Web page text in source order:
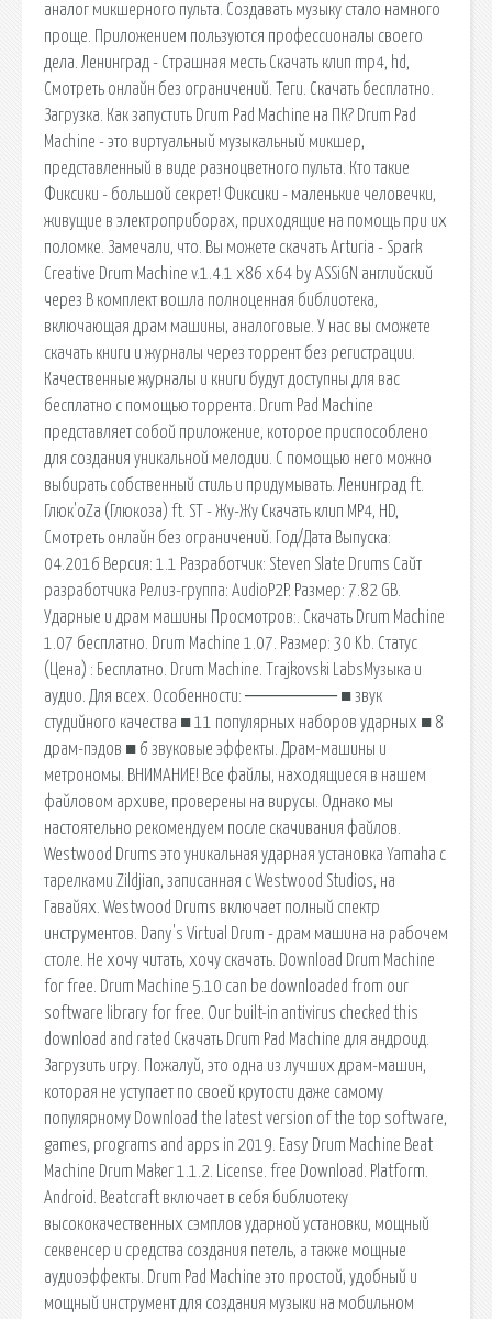
аналог микшерного пульта. Создавать музыку стало намного
проще. Приложением пользуются профессионалы своего
дела. Ленинград - Страшная месть Скачать клип mp4, hd,
Смотреть онлайн без ограничений. Теги. Скачать бесплатно.
Загрузка. Как запустить Drum Pad Machine на ПК? Drum Pad
Machine - это виртуальный музыкальный микшер,
представленный в виде разноцветного пульта. Кто такие
Фиксики - большой секрет! Фиксики - маленькие человечки,
живущие в электроприборах, приходящие на помощь при их
поломке. Замечали, что. Вы можете скачать Arturia - Spark
Creative Drum Machine v.1.4.1 x86 x64 by ASSiGN английский
через В комплект вошла полноценная библиотека,
включающая драм машины, аналоговые. У нас вы сможете
скачать книги и журналы через торрент без регистрации.
Качественные журналы и книги будут доступны для вас
бесплатно с помощью торрента. Drum Pad Machine
представляет собой приложение, которое приспособлено
для создания уникальной мелодии. С помощью него можно
выбирать собственный стиль и придумывать. Ленинград ft.
Глюк'oZа (Глюкоза) ft. ST - Жу-Жу Скачать клип MP4, HD,
Смотреть онлайн без ограничений. Год/Дата Выпуска:
04.2016 Версия: 1.1 Разработчик: Steven Slate Drums Сайт
разработчика Релиз-группа: AudioP2P. Размер: 7.82 GB.
Ударные и драм машины Просмотров:. Скачать Drum Machine
1.07 бесплатно. Drum Machine 1.07. Размер: 30 Kb. Статус
(Цена) : Бесплатно. Drum Machine. Trajkovski LabsМузыка и
аудио. Для всех. Особенности: ─────── ■ звук
студийного качества ■ 11 популярных наборов ударных ■ 8
драм-пэдов ■ 6 звуковые эффекты. Драм-машины и
метрономы. ВНИМАНИЕ! Все файлы, находящиеся в нашем
файловом архиве, проверены на вирусы. Однако мы
настоятельно рекомендуем после скачивания файлов.
Westwood Drums это уникальная ударная установка Yamaha с
тарелками Zildjian, записанная с Westwood Studios, на
Гавайях. Westwood Drums включает полный спектр
инструментов. Dany's Virtual Drum - драм машина на рабочем
столе. Не хочу читать, хочу скачать. Download Drum Machine
for free. Drum Machine 5.10 can be downloaded from our
software library for free. Our built-in antivirus checked this
download and rated Скачать Drum Pad Machine для андроид.
Загрузить игру. Пожалуй, это одна из лучших драм-машин,
которая не уступает по своей крутости даже самому
популярному Download the latest version of the top software,
games, programs and apps in 2019. Easy Drum Machine Beat
Machine Drum Maker 1.1.2. License. free Download. Platform.
Android. Beatcraft включает в себя библиотеку
высококачественных сэмплов ударной установки, мощный
секвенсер и средства создания петель, а также мощные
аудиоэффекты. Drum Pad Machine это простой, удобный и
мощный инструмент для создания музыки на мобильном